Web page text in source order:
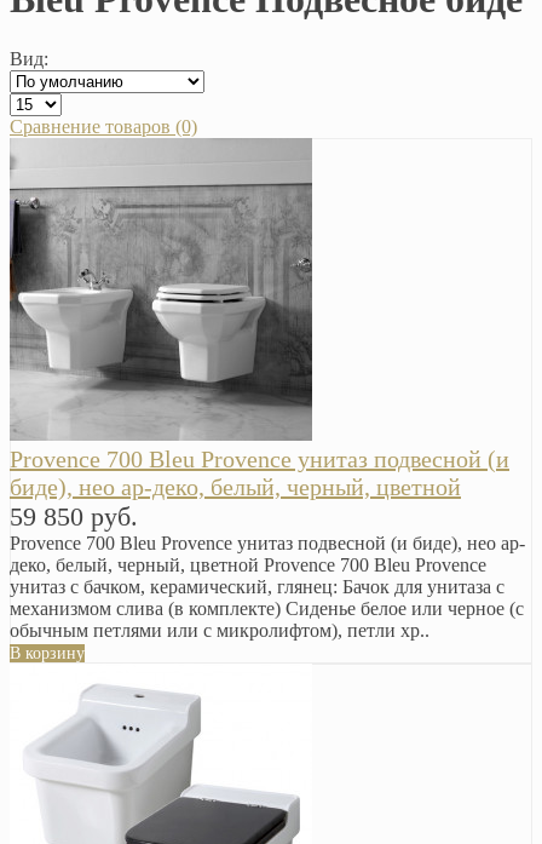
Вид:
Сравнение товаров (0)
Provence 700 Bleu Provence унитаз подвесной (и
биде), нео ар-деко, белый, черный, цветной
59 850 руб.
Provence 700 Bleu Provence унитаз подвесной (и биде), нео ар-
деко, белый, черный, цветной Provence 700 Bleu Provence
унитаз с бачком, керамический, глянец: Бачок для унитаза с
механизмом слива (в комплекте) Сиденье белое или черное (с
обычным петлями или с микролифтом), петли хр..
В корзину